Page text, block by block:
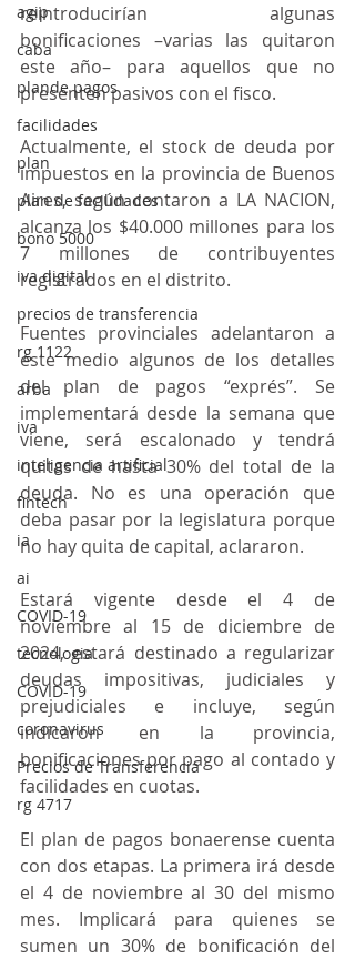
agip
caba
plande pagos
facilidades
plan
plan de facilidades
bono 5000
iva digital
precios de transferencia
rg 1122
arba
iva
inteligencia artificial
fintech
ia
ai
COVID-19
tecnologia
COVID-19
coronavirus
Precios de Transferencia
rg 4717
reintroducirían algunas
bonificaciones –varias las quitaron
este año– para aquellos que no
presenten pasivos con el fisco.
Actualmente, el stock de deuda por
impuestos en la provincia de Buenos
Aires, según contaron a LA NACION,
alcanza los $40.000 millones para los
7 millones de contribuyentes
registrados en el distrito.
Fuentes provinciales adelantaron a
este medio algunos de los detalles
del plan de pagos “exprés”. Se
implementará desde la semana que
viene, será escalonado y tendrá
quitas de hasta 30% del total de la
deuda. No es una operación que
deba pasar por la legislatura porque
no hay quita de capital, aclararon.
Estará vigente desde el 4 de
noviembre al 15 de diciembre de
2024, estará destinado a regularizar
deudas impositivas, judiciales y
prejudiciales e incluye, según
indicaron en la provincia,
bonificaciones por pago al contado y
facilidades en cuotas.
El plan de pagos bonaerense cuenta
con dos etapas. La primera irá desde
el 4 de noviembre al 30 del mismo
mes. Implicará para quienes se
sumen un 30% de bonificación del